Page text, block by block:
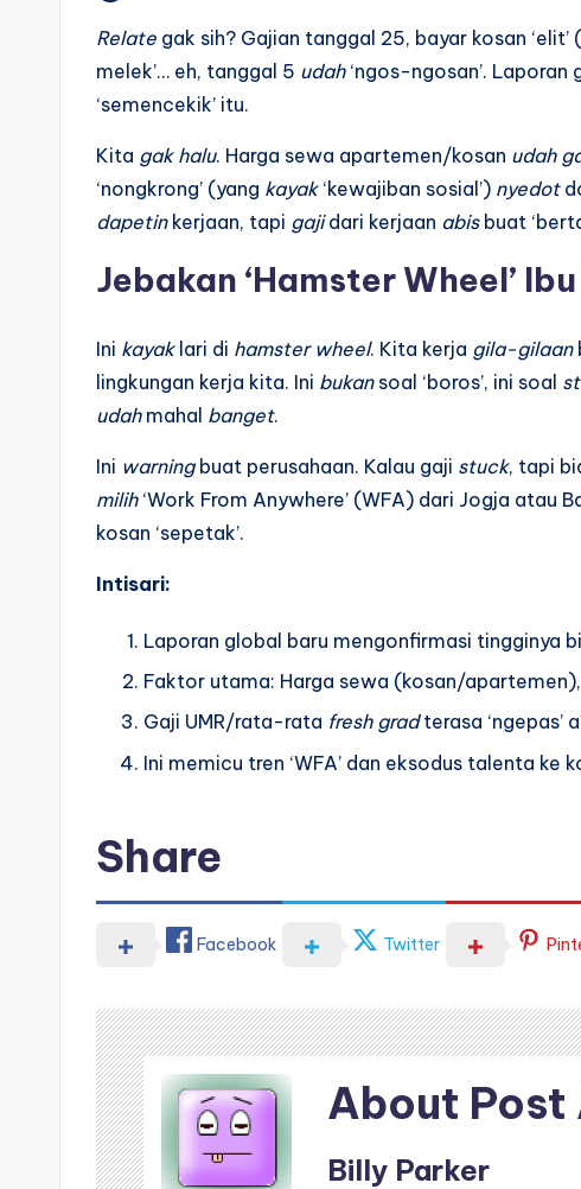
Relate gak sih? Gajian tanggal 25, bayar kosan
melek’… eh, tanggal 5 udah‘ngos-ngosan’. Laporan
‘semencekik’ itu.
Kita gak halu. Harga sewa apartemen/kosan udah
‘nongkrong’ (yang kayak‘kewajiban sosial’) nyedot
dapetinkerjaan, tapi gajidari kerjaan abisbuat
Jebakan ‘Hamster Wheel’
Ini kayaklari di hamster wheel. Kita kerja gila-gilaan
lingkungan kerja kita. Ini bukansoal ‘boros’, ini soal
udahmahal banget.
Ini warningbuat perusahaan. Kalau gaji stuck, tapi
milih‘Work From Anywhere’ (WFA) dari Jogja atau
kosan ‘sepetak’.
Intisari:
Laporan global baru mengonfirmasi tingginya
Faktor utama: Harga sewa (kosan/apartemen),
Gaji UMR/rata-rata fresh gradterasa ‘ngepas’
Ini memicu tren ‘WFA’ dan eksodus talenta ke
Share
Facebook Twitter
About Post
Billy Parker